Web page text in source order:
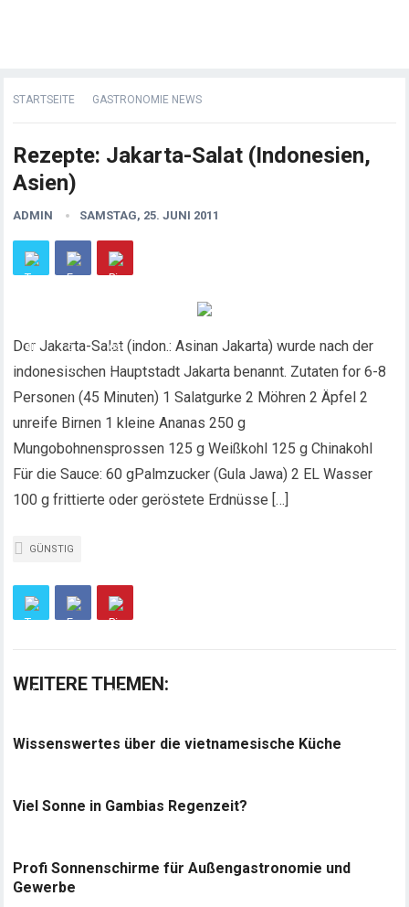
STARTSEITE GASTRONOMIE NEWS
Rezepte: Jakarta-Salat (Indonesien,
Asien)
ADMIN SAMSTAG, 25. JUNI 2011
Der Jakarta-Salat (indon.: Asinan Jakarta) wurde nach der
indonesischen Hauptstadt Jakarta benannt. Zutaten for 6-8
Personen (45 Minuten) 1 Salatgurke 2 Möhren 2 Äpfel 2
unreife Birnen 1 kleine Ananas 250 g
Mungobohnensprossen 125 g Weißkohl 125 g Chinakohl
Für die Sauce: 60 gPalmzucker (Gula Jawa) 2 EL Wasser
100 g frittierte oder geröstete Erdnüsse […]
GÜNSTIG
WEITERE THEMEN:
Wissenswertes über die vietnamesische Küche
Viel Sonne in Gambias Regenzeit?
Profi Sonnenschirme für Außengastronomie und
Gewerbe